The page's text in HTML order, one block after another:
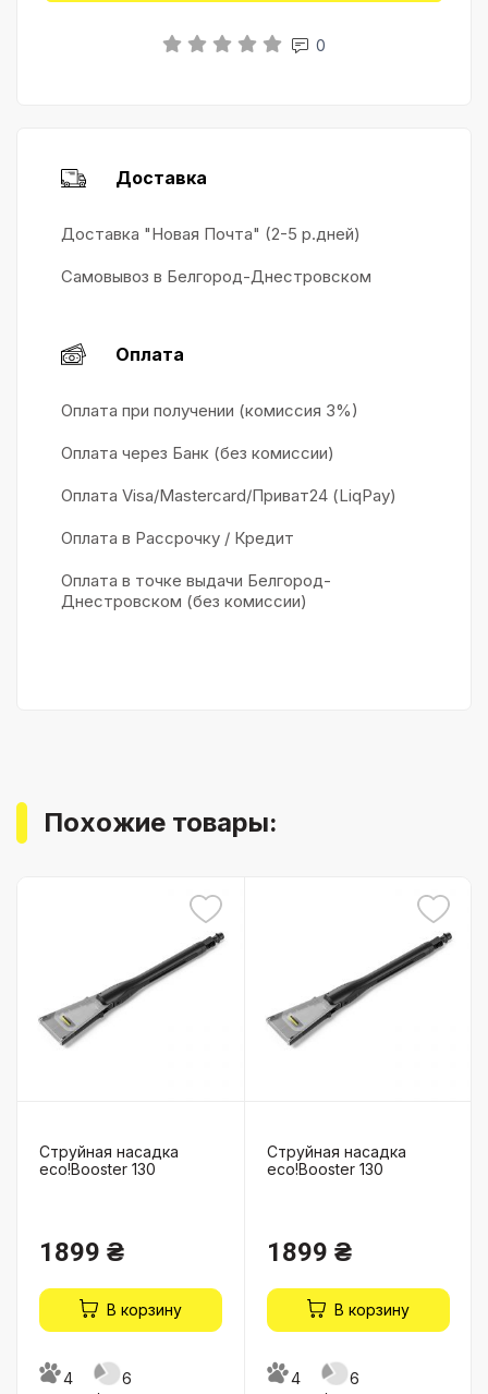
0
Доставка
Доставка "Новая Почта" (2-5 р.дней)
Самовывоз в Белгород-Днестровском
Оплата
Оплата при получении (комиссия 3%)
Оплата через Банк (без комиссии)
Оплата Visa/Mastercard/Приват24 (LiqPay)
Оплата в Рассрочку / Кредит
Оплата в точке выдачи Белгород-
Днестровском (без комиссии)
Похожие товары:
Струйная насадка
eco!Booster 130
1899 ₴
В корзину
4 6
Струйная насадка
eco!Booster 130
1899 ₴
В корзину
4 6